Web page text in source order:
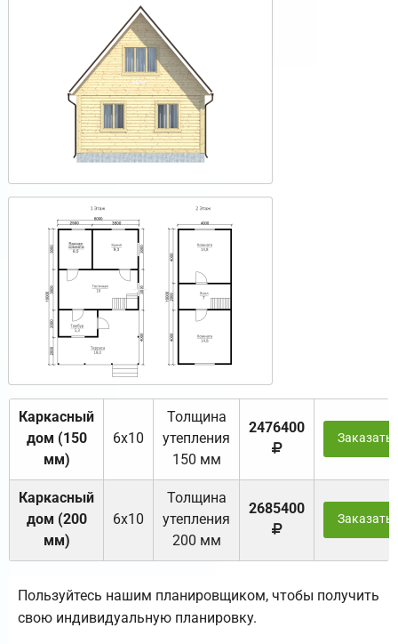
Каркасный
дом (150
мм)
6х10
Толщина
утепления
150 мм
2476400
Заказать
Каркасный
дом (200
мм)
6х10
Толщина
утепления
200 мм
2685400
Заказать
Пользуйтесь нашим планировщиком, чтобы получить
свою индивидуальную планировку.